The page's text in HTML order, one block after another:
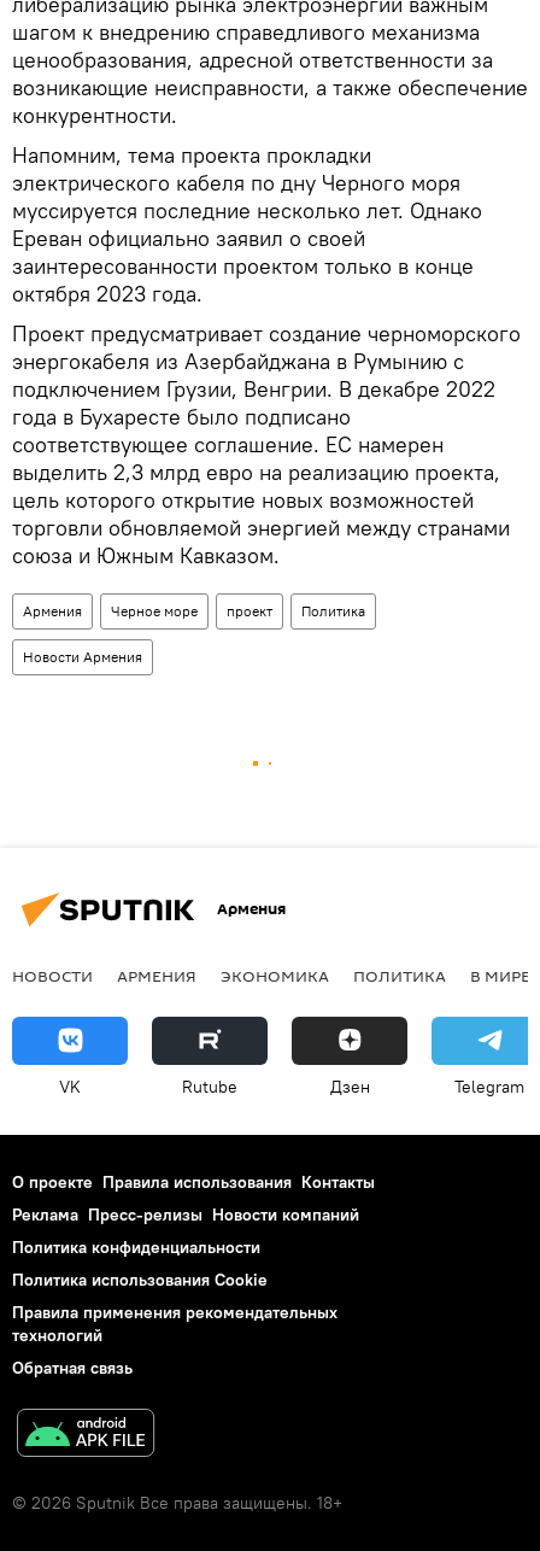
шагом к внедрению справедливого механизма
ценообразования, адресной ответственности за
возникающие неисправности, а также обеспечение
конкурентности.
Напомним, тема проекта прокладки
электрического кабеля по дну Черного моря
муссируется последние несколько лет. Однако
Ереван официально заявил о своей
заинтересованности проектом только в конце
октября 2023 года.
Проект предусматривает создание черноморского
энергокабеля из Азербайджана в Румынию с
подключением Грузии, Венгрии. В декабре 2022
года в Бухаресте было подписано
соответствующее соглашение. ЕС намерен
выделить 2,3 млрд евро на реализацию проекта,
цель которого открытие новых возможностей
торговли обновляемой энергией между странами
союза и Южным Кавказом.
Армения Черное море проект Политика
Новости Армения
Армения
НОВОСТИ АРМЕНИЯ ЭКОНОМИКА ПОЛИТИКА В МИРЕ
VK Rutube Дзен Telegram
О проекте Правила использования Контакты
Реклама Пресс-релизы Новости компаний
Политика конфиденциальности
Политика использования Cookie
Правила применения рекомендательных
технологий
Обратная связь
© 2026 Sputnik Все права защищены. 18+